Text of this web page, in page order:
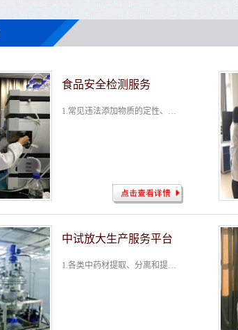
食品安全检测服务
​ 1.常见违法添加物质的定性、定量检测（技术手段HPLC、HPLC-HRMS/MSn） 2.食品中限量物质的定性、定量检测（技术手段HPLC、HPLC-HRMS/MSn） 3.食品中非法添加物的非靶向性挖掘和定性检测（技术手段HPLC...
中试放大生产服务平台
1.各类中药材提取、分离和提纯（可以满足10kg以下一直到2000kg以上）; 2.提取液等样品干燥，包括喷雾干燥（可以支持10000kg以上）、冷冻干燥、真空干燥（单次干燥能力250kg）； 3.制粒 （摇摆式颗粒机，...